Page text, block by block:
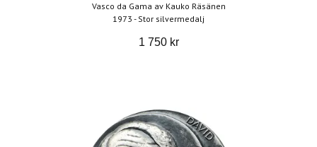
Vasco da Gama av Kauko Räsänen
1973 - Stor silvermedalj
1 750 kr